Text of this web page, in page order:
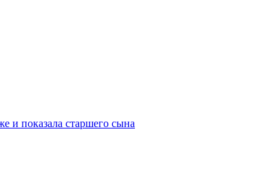
и показала старшего сына